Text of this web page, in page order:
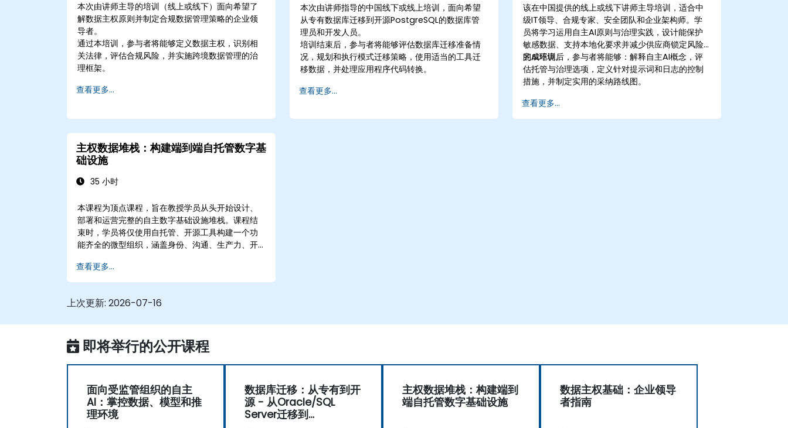
本次由讲师主导的培训（线上或线下）面向希望了
解数据主权原则并制定合规数据管理策略的企业领
导者。
通过本培训，参与者将能够定义数据主权，识别相
关法律，评估合规风险，并实施跨境数据管理的治
理框架。
查看更多...
本次由讲师指导的中国线下或线上培训，面向希望
从专有数据库迁移到开源PostgreSQL的数据库管
理员和开发人员。
培训结束后，参与者将能够评估数据库迁移准备情
况，规划和执行模式迁移策略，使用适当的工具迁
移数据，并处理应用程序代码转换。
查看更多...
该在中国提供的线上或线下讲师主导培训，适合中
级IT领导、合规专家、安全团队和企业架构师。学
员将学习运用自主AI原则与治理实践，设计能保护
敏感数据、支持本地化要求并减少供应商锁定风险
的AI环境。
完成培训后，参与者将能够：解释自主AI概念，评
估托管与治理选项，定义针对提示词和日志的控制
措施，并制定实用的采纳路线图。
查看更多...
主权数据堆栈：构建端到端自托管数字基
础设施
35 小时
本课程为顶点课程，旨在教授学员从头开始设计、
部署和运营完整的自主数字基础设施堆栈。课程结
束时，学员将仅使用自托管、开源工具构建一个功
能齐全的微型组织，涵盖身份、沟通、生产力、开
Microsoft、AWS或专有SaaS。
查看更多...
上次更新: 2026-07-16
即将举行的公开课程
面向受监管组织的自主
AI：掌控数据、模型和推
理环境
数据库迁移：从专有到开
源 - 从Oracle/SQL
Server迁移到
主权数据堆栈：构建端到
端自托管数字基础设施
数据主权基础：企业领导
者指南